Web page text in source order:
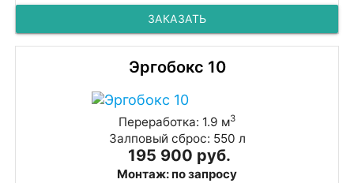
ЗАКАЗАТЬ
Эргобокс 10
Переработка: 1.9 м3
Залповый сброс: 550 л
195 900 руб.
Монтаж: по запросу